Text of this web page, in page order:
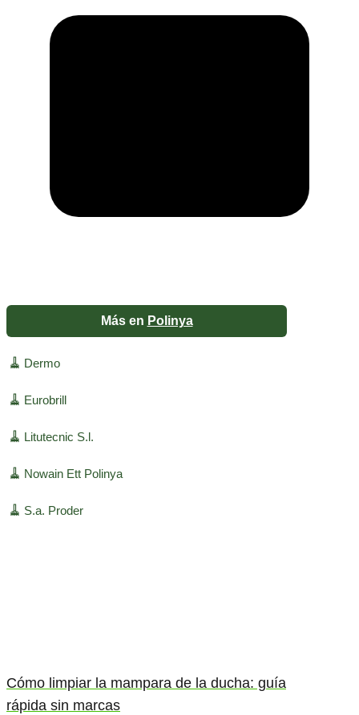
Más en Polinya
🧹 Dermo
🧹 Eurobrill
🧹 Litutecnic S.l.
🧹 Nowain Ett Polinya
🧹 S.a. Proder
Cómo limpiar la mampara de la ducha: guía
rápida sin marcas